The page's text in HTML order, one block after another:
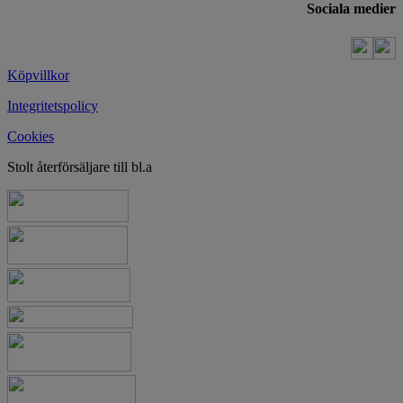
Sociala medier
Köpvillkor
Integritetspolicy
Cookies
Stolt återförsäljare till bl.a